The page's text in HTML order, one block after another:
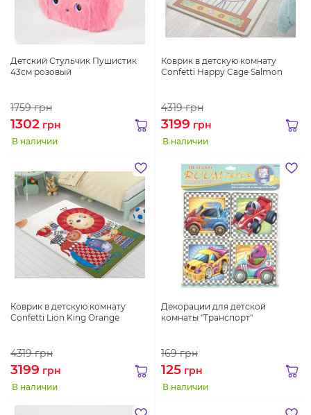
Детский Стульчик Пушистик
43см розовый
1759грн
1302 грн
В наличии
Коврик в детскую комнату
Confetti Happy Cage Salmon
4319грн
3199 грн
В наличии
Коврик в детскую комнату
Confetti Lion King Orange
4319грн
3199 грн
В наличии
Декорации для детской
комнаты "Транспорт"
169грн
125 грн
В наличии